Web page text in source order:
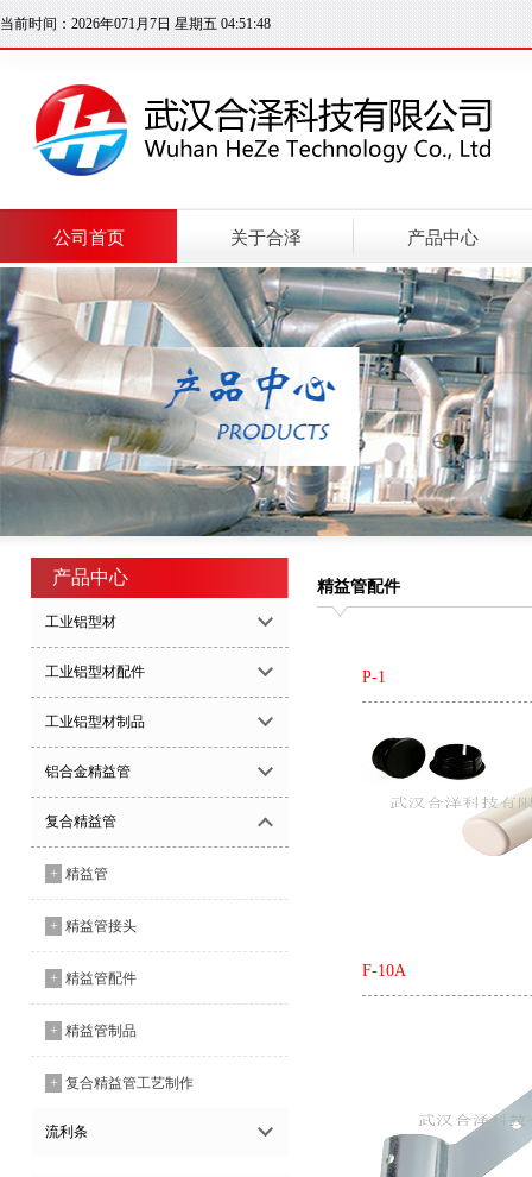
当前时间：2026年071月7日 星期五 04:51:49
公司首页 关于合泽 产品中心
产品中心
工业铝型材
工业铝型材配件
工业铝型材制品
铝合金精益管
复合精益管
+ 精益管
+ 精益管接头
+ 精益管配件
+ 精益管制品
+ 复合精益管工艺制作
流利条
精益管配件
P-1
F-10A